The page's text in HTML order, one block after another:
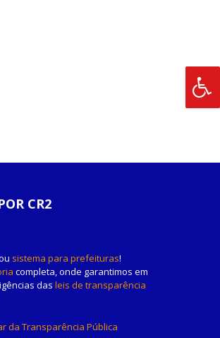
CR2
sistema para prefeituras!
completa, onde garantimos em
das leis de transparência
da Transparência Pública